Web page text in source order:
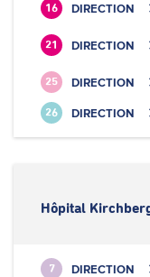
16 DIRECTION
21 DIRECTION
25 DIRECTION
26 DIRECTION
Hôpital
7 DIRECTION